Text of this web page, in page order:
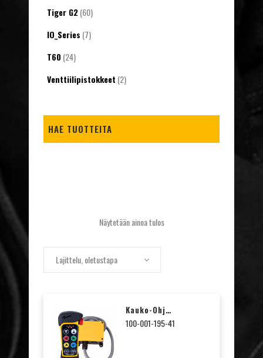
Tiger G2(60)
IO_Series (7)
T60 (24)
Venttiilipistokkeet (2)
HAE TUOTTEITA
Näytetään ainoa tulos
Lajittelu, oletustapa
Kauko-Ohjausjärjestelmä 3×2 Liikettä +nopeus, PLd
100-001-195-41